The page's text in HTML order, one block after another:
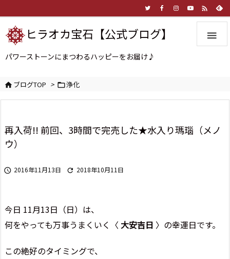


ヒラオカ宝石【公式ブログ】
パワーストーンにまつわるハッピーをお届け♪
ブログTOP > 浄化
再入荷!! 前回、3時間で完売した★水入り瑪瑙（メノ
ウ）
 2016年11月13日  2018年10月11日
今日 11月13日（日）は、
何をやっても万事うまくいく〈 大安吉日 〉の幸運日です。
この絶好のタイミングで、